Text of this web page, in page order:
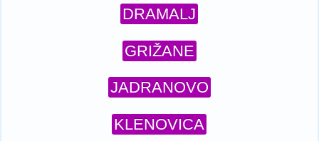
DRAMALJ
GRIŽANE
JADRANOVO
KLENOVICA